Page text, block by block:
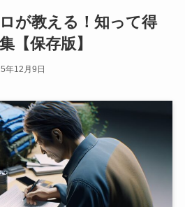
が教える！知って得
【保存版】
年12月9日